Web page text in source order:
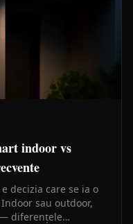
indoor vs
decizia care se ia o
sau outdoor,
— diferențele